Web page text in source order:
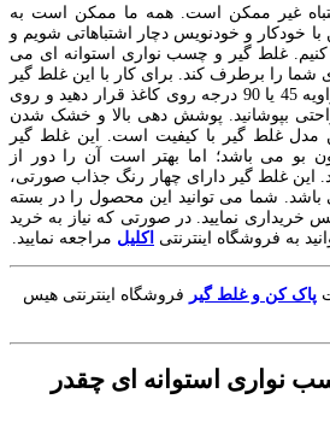
غیر ممکن است. همه­ ما ممکن است به
خودکار و خودنویس دچار اشتباهاتی شویم و
کنیم. غلط گیر و چسب نواری استوانه ای می
شما را برطرف کند. برای کار با این غلط گیر
باید نوک این محصول را در زاویه 45 یا 90 درجه روی کاغذ قرار دهید و روی
بپوشانید. پوشش‌ دهی بالا و خشک‌ شدن
مدل غلط‌ گیر با کیفیت است. این غلط گیر
بو می باشد؛ اما بهتر است آن را دور از
این غلط گیر دارای چهار رنگ جذاب صورتی،
شما می توانید این محصول را در بسته
هیس خریداری نمایید. در صورتی که نیاز به خرید
به فروشگاه اینترنتی اکلیل مراجعه نمایید.
پاک کن و غلط گیر فروشگاه اینترنتی هیس
نواری استوانه ای چقدر